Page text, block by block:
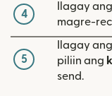
4
Ilagay
magre-
5
Ilagay
piliin ang
send.